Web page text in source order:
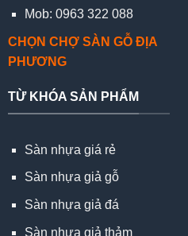
Mob: 0963 322 088
CHỌN CHỢ SÀN GỖ ĐỊA
PHƯƠNG
TỪ KHÓA SẢN PHẨM
Sàn nhựa giá rẻ
Sàn nhựa giả gỗ
Sàn nhựa giả đá
Sàn nhựa giả thảm